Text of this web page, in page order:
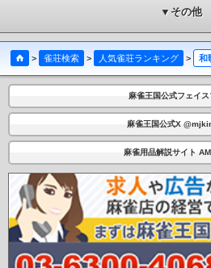
▼その他
> 雀荘検索 > 人気雀荘ランキング > 和
麻雀王国公式フェイス
麻雀王国公式X
麻雀用品解説サイト